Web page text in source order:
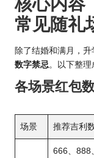
常见随礼
除了结婚和满月，
数字禁忌 。以下整理
各场景红包
场景 推荐吉利
666、888